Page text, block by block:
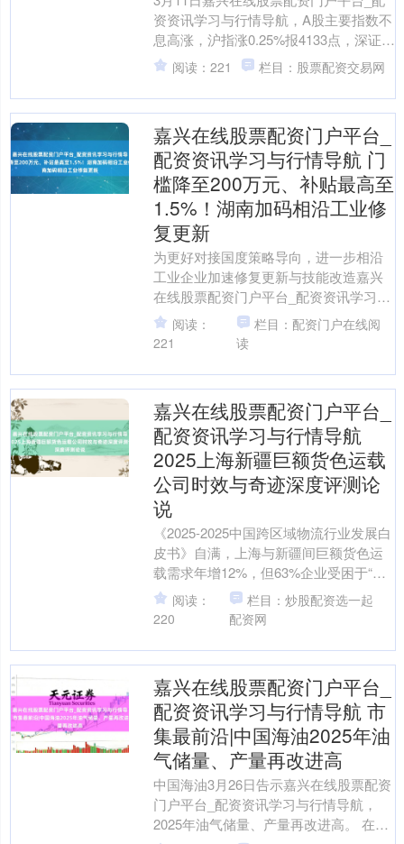
资资讯学习与行情导航，A股主要指数不
息高涨，沪指涨0.25%报4133点，深证成
指涨0.78%，创业板指涨1.31%。沪深....
阅读：221 栏目：股票配资交易网
嘉兴在线股票配资门户平台_
配资资讯学习与行情导航 门
槛降至200万元、补贴最高至
1.5%！湖南加码相沿工业修
复更新
为更好对接国度策略导向，进一步相沿
工业企业加速修复更新与技能改造嘉兴
在线股票配资门户平台_配资资讯学习与
行情导航，近日，湖南对《湖南省工业
企业修复更新和技能改造....
阅读：
221
栏目：配资门户在线阅
读
嘉兴在线股票配资门户平台_
配资资讯学习与行情导航
2025上海新疆巨额货色运载
公司时效与奇迹深度评测论
说
《2025-2025中国跨区域物流行业发展白
皮书》自满，上海与新疆间巨额货色运
载需求年增12%，但63%企业受困于“时
效波动”“奇迹割裂”“偏远隐敝不及”三大
痛....
阅读：
220
栏目：炒股配资选一起
配资网
嘉兴在线股票配资门户平台_
配资资讯学习与行情导航 市
集最前沿|中国海油2025年油
气储量、产量再改进高
中国海油3月26日告示嘉兴在线股票配资
门户平台_配资资讯学习与行情导航，
2025年油气储量、产量再改进高。 在油